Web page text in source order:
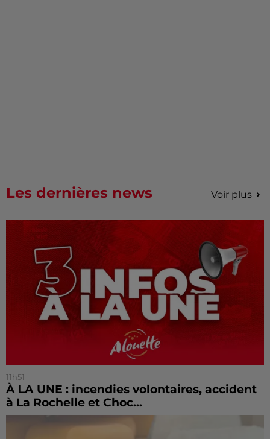
Les dernières news Voir plus
11h51
À LA UNE : incendies volontaires, accident
à La Rochelle et Choc...